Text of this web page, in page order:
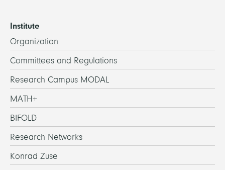
Institute
Organization
Committees and Regulations
Research Campus MODAL
MATH+
BIFOLD
Research Networks
Konrad Zuse